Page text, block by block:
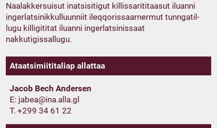
Naalakkersuisut inatsisitigut killissarititaasut iluanni
ingerlatsinikkulluunniit ileqqorissaarnermut tunngatil­
lugu killigititat iluanni ingerlatsinissaat
nakkutigissallugu.
Ataatsimiititaliap allattaa
Jacob Bech Andersen
E:
T. +299 34 61 22